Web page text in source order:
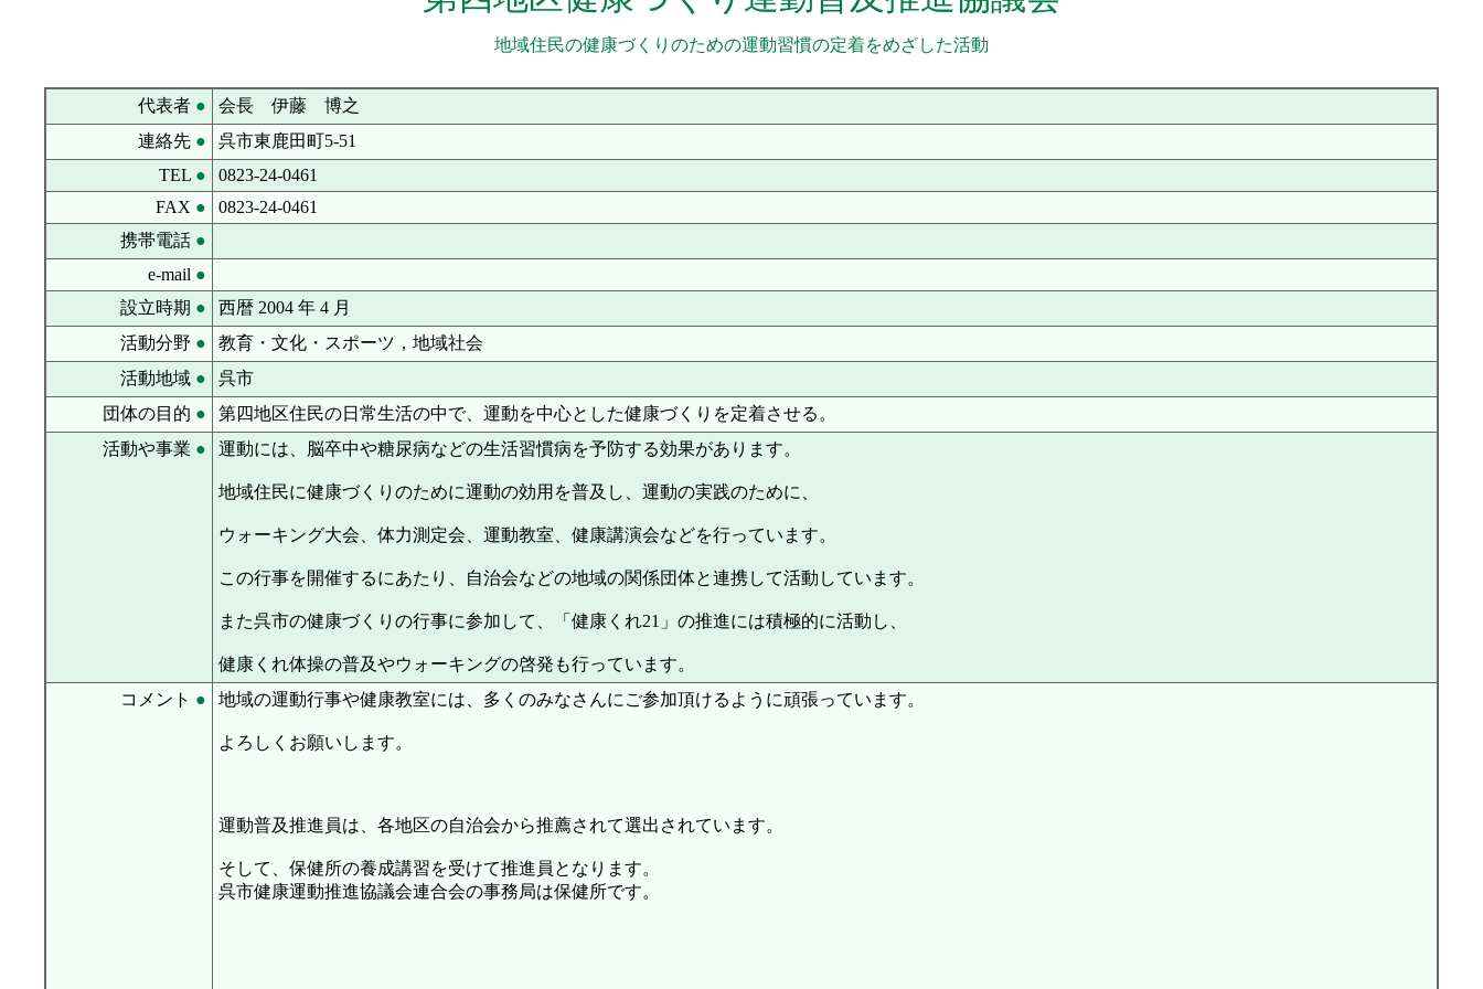
地域住民の健康づくりのための運動習慣の定着をめざした活動
代表者 ●
会長 伊藤 博之
連絡先 ●
呉市東鹿田町5-51
TEL ●
0823-24-0461
FAX ●
0823-24-0461
携帯電話 ●
e-mail ●
設立時期 ●
西暦 2004 年 4 月
活動分野 ●
教育・文化・スポーツ，地域社会
活動地域 ●
呉市
団体の目的 ●
第四地区住民の日常生活の中で、運動を中心とした健康づくりを定着させる。
活動や事業 ● 運動には、脳卒中や糖尿病などの生活習慣病を予防する効果があります。
地域住民に健康づくりのために運動の効用を普及し、運動の実践のために、
ウォーキング大会、体力測定会、運動教室、健康講演会などを行っています。
この行事を開催するにあたり、自治会などの地域の関係団体と連携して活動しています。
また呉市の健康づくりの行事に参加して、「健康くれ21」の推進には積極的に活動し、
健康くれ体操の普及やウォーキングの啓発も行っています。
コメント ● 地域の運動行事や健康教室には、多くのみなさんにご参加頂けるように頑張っています。
よろしくお願いします。
運動普及推進員は、各地区の自治会から推薦されて選出されています。
そして、保健所の養成講習を受けて推進員となります。
呉市健康運動推進協議会連合会の事務局は保健所です。